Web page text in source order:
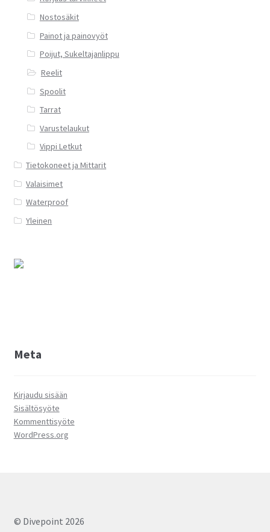
Nostosäkit
Painot ja painovyöt
Poijut, Sukeltajanlippu
Reelit
Spoolit
Tarrat
Varustelaukut
Vippi Letkut
Tietokoneet ja Mittarit
Valaisimet
Waterproof
Yleinen
Meta
Kirjaudu sisään
Sisältösyöte
Kommenttisyöte
WordPress.org
© Divepoint 2026